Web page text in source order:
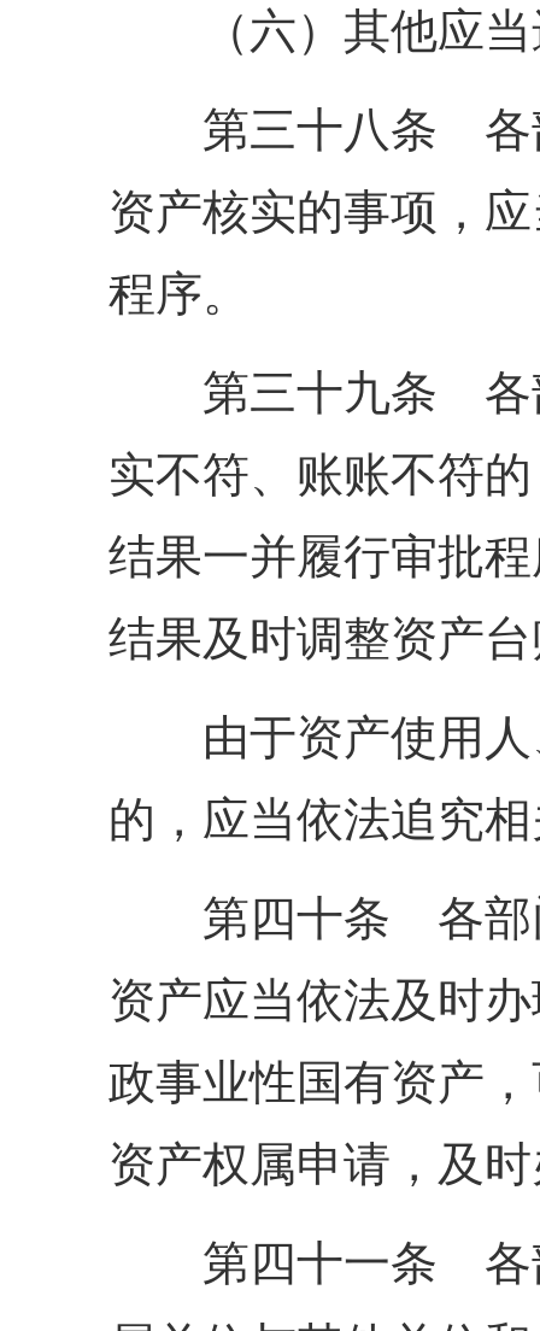
（六）其他应当
第三十八条 各部
资产核实的事项，
程序。
第三十九条 各部
实不符、账账不符
结果一并履行审批
结果及时调整资产
由于资产使用人
的，应当依法追究
第四十条 各部门
资产应当依法及时
政事业性国有资产
资产权属申请，及
第四十一条 各部